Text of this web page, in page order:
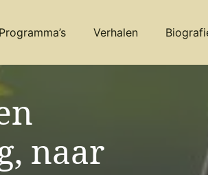
Programma’s Verhalen
naar